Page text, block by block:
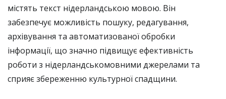
містять текст нідерландською мовою. Він
забезпечує можливість пошуку, редагування,
архівування та автоматизованої обробки
інформації, що значно підвищує ефективність
роботи з нідерландськомовними джерелами та
сприяє збереженню культурної спадщини.